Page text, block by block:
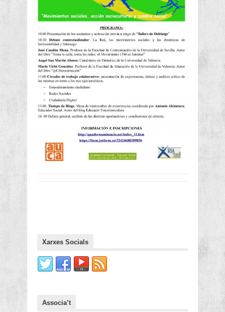
Xarxes Socials
Associa’t